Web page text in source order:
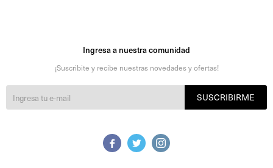
  
Ingresa a nuestra comunidad
¡Suscribite y recibe nuestras novedades y ofertas!
SUSCRIBIRME